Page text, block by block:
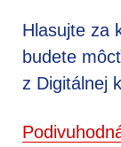
Hlasujte za
budete
z Digitálnej